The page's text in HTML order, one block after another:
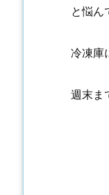
と悩ん
冷凍庫
週末ま